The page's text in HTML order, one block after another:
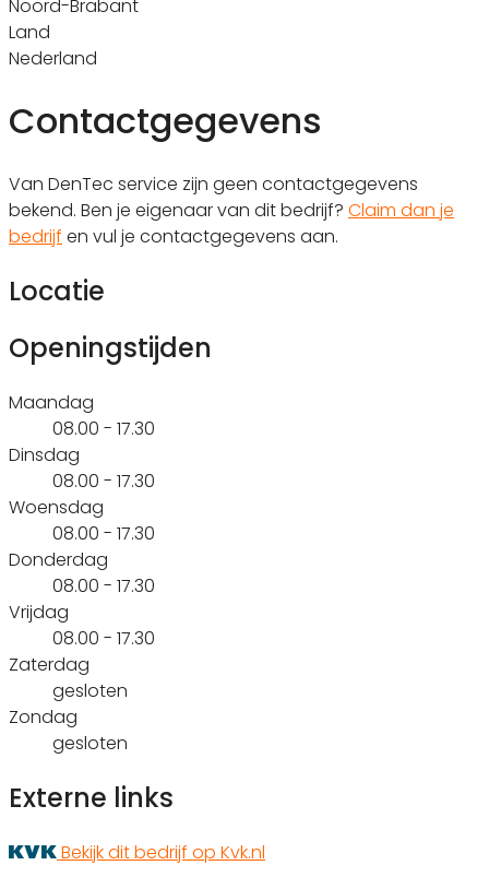
Noord-Brabant
Land
Nederland
Contactgegevens
Van DenTec service zijn geen contactgegevens
bekend. Ben je eigenaar van dit bedrijf? Claim dan je
bedrijf en vul je contactgegevens aan.
Locatie
Openingstijden
Maandag
08.00 - 17.30
Dinsdag
08.00 - 17.30
Woensdag
08.00 - 17.30
Donderdag
08.00 - 17.30
Vrijdag
08.00 - 17.30
Zaterdag
gesloten
Zondag
gesloten
Externe links
Bekijk dit bedrijf op Kvk.nl